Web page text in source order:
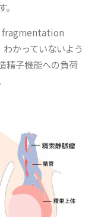
fragmentation
かっていないよう
精子機能への負荷